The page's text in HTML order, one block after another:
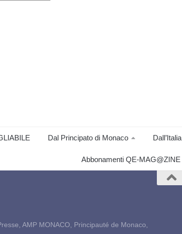
Dal Principato di Monaco Dall’Italia
Abbonamenti QE-MAG@ZINE
AMP MONACO, Principauté de Monaco,